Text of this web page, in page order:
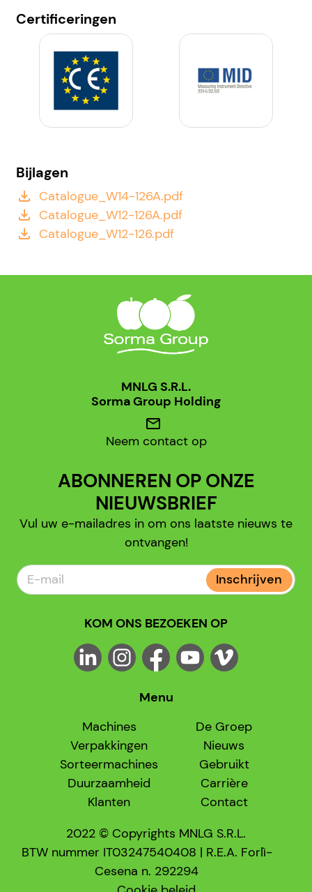
Certificeringen
Bijlagen
file_download Catalogue_W14-126A.pdf
file_download Catalogue_W12-126A.pdf
file_download Catalogue_W12-126.pdf
MNLG S.R.L.
Sorma Group Holding
mail
Neem contact op
ABONNEREN OP ONZE
NIEUWSBRIEF
Vul uw e-mailadres in om ons laatste nieuws te
ontvangen!
Inschrijven
KOM ONS BEZOEKEN OP
Menu
Machines
Verpakkingen
Sorteermachines
Duurzaamheid
Klanten
De Groep
Nieuws
Gebruikt
Carrière
Contact
2022 © Copyrights MNLG S.R.L.
BTW nummer IT03247540408 | R.E.A. Forlì-
Cesena n. 292294